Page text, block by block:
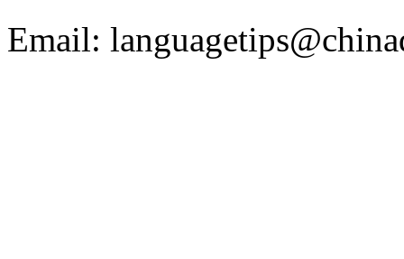
Email: